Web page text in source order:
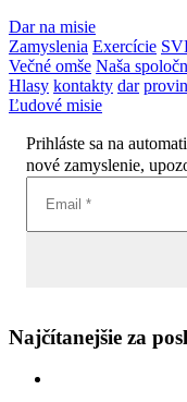
Dar na misie
Zamyslenia Exercície
Večné omše Naša
Hlasy kontakty dar
Ľudové misie
Prihláste sa na
nové zamyslenie,
Najčítanejšie za